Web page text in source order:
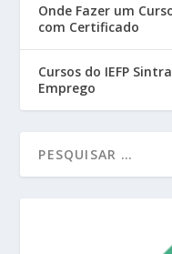
Onde Fazer um
com Certificado
Cursos do IEFP
Emprego